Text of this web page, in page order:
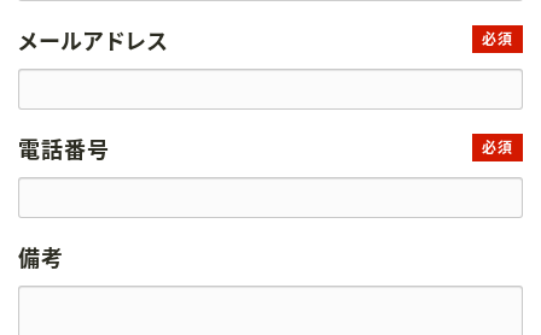
メールアドレス 必須
電話番号 必須
備考